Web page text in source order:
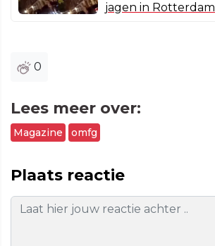
jagen in Rotterdam
0
Lees meer over:
Magazine omfg
Plaats reactie